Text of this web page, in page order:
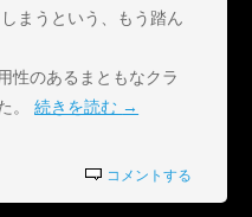
まうという、もう踏ん
性のあるまともなクラ
。続きを読む →
コメントする